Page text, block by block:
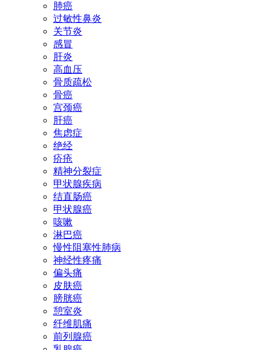
肺癌
过敏性鼻炎
关节炎
感冒
肝炎
高血压
骨质疏松
骨癌
宫颈癌
肝癌
焦虑症
绝经
疥疮
精神分裂症
甲状腺疾病
结直肠癌
甲状腺癌
咳嗽
淋巴癌
慢性阻塞性肺病
神经性疼痛
偏头痛
皮肤癌
膀胱癌
憩室炎
纤维肌痛
前列腺癌